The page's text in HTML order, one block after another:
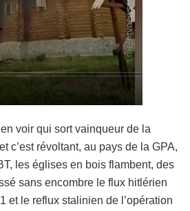
voir qui sort vainqueur de la
c’est révoltant, au pays de la GPA,
les églises en bois flambent, des
sans encombre le flux hitlérien
et le reflux stalinien de l’opération